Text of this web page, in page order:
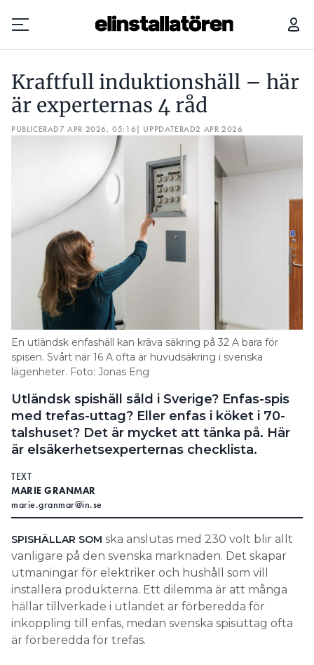
Prenumerera
Hantera prenumeration
Lediga jobb
Annonsera
Läs E-tidningen
Om tidningen
Kontakt
Personuppgifter
Search for:
SEARCH
Kraftfull induktionshäll – här
är experternas 4 råd
PUBLICERAD7 APR 2026, 05:16| UPPDATERAD2 APR 2026
En utländsk enfashäll kan kräva säkring på 32 A bara för
spisen. Svårt när 16 A ofta är huvudsäkring i svenska
lägenheter. Foto: Jonas Eng
Utländsk spishäll såld i Sverige? Enfas-spis
med trefas-uttag? Eller enfas i köket i 70-
talshuset? Det är mycket att tänka på. Här
är elsäkerhetsexperternas checklista.
TEXT
MARIE GRANMAR
marie.granmar@in.se
SPISHÄLLAR SOM ska anslutas med 230 volt blir allt
vanligare på den svenska marknaden. Det skapar
utmaningar för elektriker och hushåll som vill
installera produkterna. Ett dilemma är att många
hällar tillverkade i utlandet är förberedda för
inkoppling till enfas, medan svenska spisuttag ofta
är förberedda för trefas.